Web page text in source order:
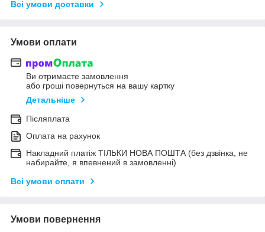
Всі умови доставки
Умови оплати
Ви отримаєте замовлення
або гроші повернуться на вашу картку
Детальніше
Післяплата
Оплата на рахунок
Накладний платіж ТІЛЬКИ НОВА ПОШТА (без дзвінка, не
набирайте, я впевнений в замовленні)
Всі умови оплати
Умови повернення